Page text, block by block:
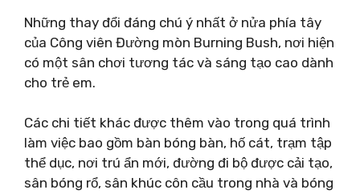
Những thay đổi đáng chú ý nhất ở nửa phía tây
của Công viên Đường mòn Burning Bush, nơi hiện
có một sân chơi tương tác và sáng tạo cao dành
cho trẻ em.
Các chi tiết khác được thêm vào trong quá trình
làm việc bao gồm bàn bóng bàn, hố cát, trạm tập
thể dục, nơi trú ẩn mới, đường đi bộ được cải tạo,
sân bóng rổ, sân khúc côn cầu trong nhà và bóng